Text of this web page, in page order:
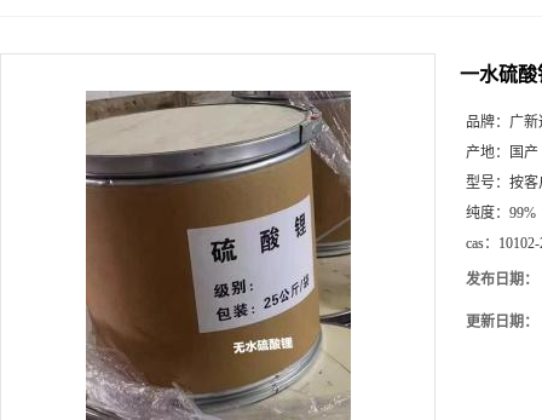
一水硫酸
品牌： 广新
产地：
国
型号： 按客
纯度： 99%
cas：
发布日期：
更新日期：